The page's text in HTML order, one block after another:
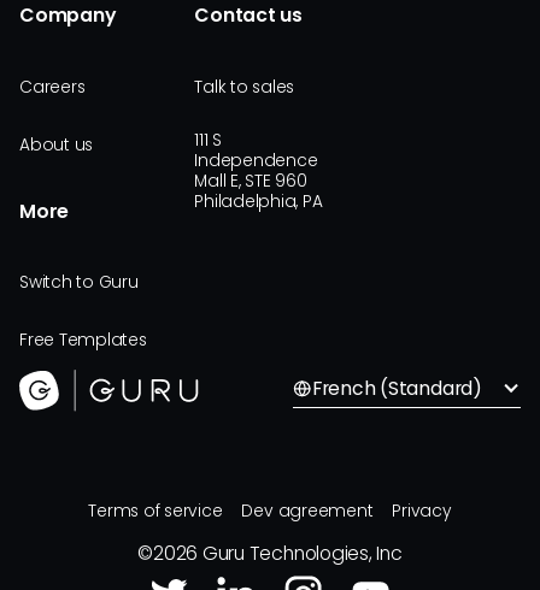
Company
Careers
About us
More
Switch to Guru
Free Templates
Contact us
Talk to sales
111 S
Independence
Mall E, STE 960
Philadelphia, PA
French (Standard)
Terms of service Dev agreement Privacy
©2026 Guru Technologies, Inc